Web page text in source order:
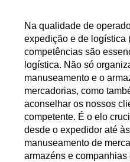
Na qualidade de
expedição e de logística
competências são
logística. Não só
manuseamento e o
mercadorias, como
aconselhar os nossos
competente. É o elo
desde o expedidor até
manuseamento de
armazéns e companhias